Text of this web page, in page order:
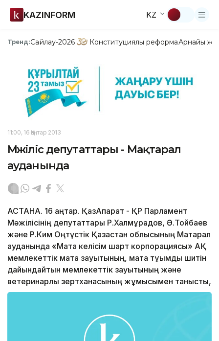
KAZINFORM KZ
Тренд:Сайлау-2026 Конституциялық реформаАрнайы
11:00, 16 Қаңтар 2013
Мәжіліс депутаттары - Мақтарал
ауданында
АСТАНА. 16 қаңтар. ҚазАқпарат - ҚР Парламент
Мәжілісінің депутаттары Р.Халмұрадов, Ә.Тойбаев
және Р.Ким Оңтүстік Қазақстан облысының Мақтарал
ауданында «Мақта келісім шарт корпорациясы» АҚ
мемлекеттік мақта зауытының, мақта тұқымдық шитін
дайындайтын мемлекеттік зауытының және
ветеринарлық зертханасының жұмысымен танысты,